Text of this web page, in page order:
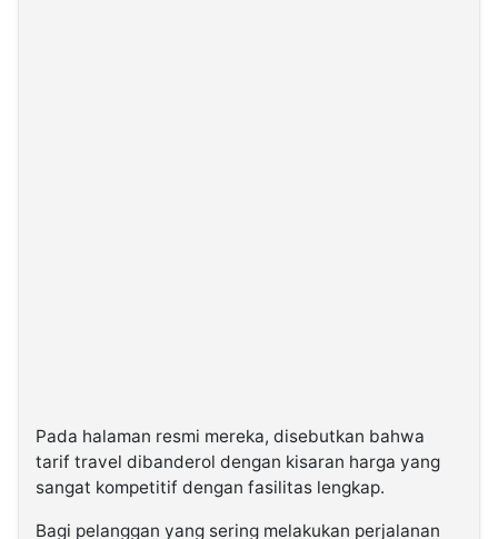
Pada halaman resmi mereka, disebutkan bahwa
tarif travel dibanderol dengan kisaran harga yang
sangat kompetitif dengan fasilitas lengkap.
Bagi pelanggan yang sering melakukan perjalanan